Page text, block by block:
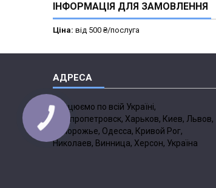
ІНФОРМАЦІЯ ДЛЯ ЗАМОВЛЕННЯ
Ціна: від 500 ₴/послуга
Працюємо по всій Україні,
Днепропетровск, Харьков, Киев, Львов,
Запорожье, Одесса, Кривой Рог,
Николаев, Винница, Херсон, Україна